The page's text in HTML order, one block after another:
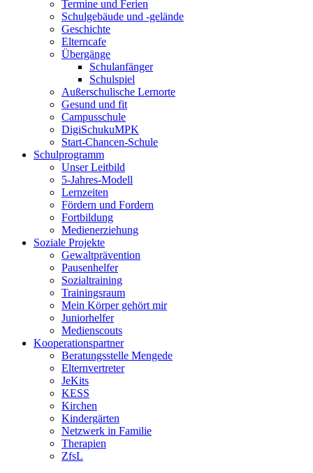
Termine und Ferien
Schulgebäude und -gelände
Geschichte
Elterncafe
Übergänge
Schulanfänger
Schulspiel
Außerschulische Lernorte
Gesund und fit
Campusschule
DigiSchukuMPK
Start-Chancen-Schule
Schulprogramm
Unser Leitbild
5-Jahres-Modell
Lernzeiten
Fördern und Fordern
Fortbildung
Medienerziehung
Soziale Projekte
Gewaltprävention
Pausenhelfer
Sozialtraining
Trainingsraum
Mein Körper gehört mir
Juniorhelfer
Medienscouts
Kooperationspartner
Beratungsstelle Mengede
Elternvertreter
JeKits
KESS
Kirchen
Kindergärten
Netzwerk in Familie
Therapien
ZfsL